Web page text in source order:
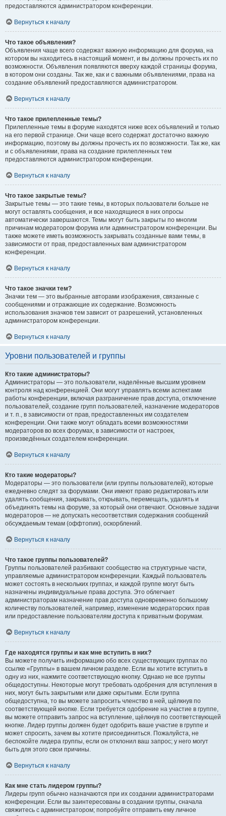
предоставляются администратором конференции.
Вернуться к началу
Что такое объявления?
Объявления чаще всего содержат важную информацию для форума, на
котором вы находитесь в настоящий момент, и вы должны прочесть их по
возможности. Объявления появляются вверху каждой страницы форума,
в котором они созданы. Так же, как и с важными объявлениями, права на
создание объявлений предоставляются администратором.
Вернуться к началу
Что такое прилепленные темы?
Прилепленные темы в форуме находятся ниже всех объявлений и только
на его первой странице. Они чаще всего содержат достаточно важную
информацию, поэтому вы должны прочесть их по возможности. Так же, как
и с объявлениями, права на создание прилепленных тем
предоставляются администратором конференции.
Вернуться к началу
Что такое закрытые темы?
Закрытые темы — это такие темы, в которых пользователи больше не
могут оставлять сообщения, и все находящиеся в них опросы
автоматически завершаются. Темы могут быть закрыты по многим
причинам модератором форума или администратором конференции. Вы
также можете иметь возможность закрывать созданные вами темы, в
зависимости от прав, предоставленных вам администратором
конференции.
Вернуться к началу
Что такое значки тем?
Значки тем — это выбранные авторами изображения, связанные с
сообщениями и отражающие их содержание. Возможность
использования значков тем зависит от разрешений, установленных
администратором конференции.
Вернуться к началу
Уровни пользователей и группы
Кто такие администраторы?
Администраторы — это пользователи, наделённые высшим уровнем
контроля над конференцией. Они могут управлять всеми аспектами
работы конференции, включая разграничение прав доступа, отключение
пользователей, создание групп пользователей, назначение модераторов
и т. п., в зависимости от прав, предоставленных им создателем
конференции. Они также могут обладать всеми возможностями
модераторов во всех форумах, в зависимости от настроек,
произведённых создателем конференции.
Вернуться к началу
Кто такие модераторы?
Модераторы — это пользователи (или группы пользователей), которые
ежедневно следят за форумами. Они имеют право редактировать или
удалять сообщения, закрывать, открывать, перемещать, удалять и
объединять темы на форуме, за который они отвечают. Основные задачи
модераторов — не допускать несоответствия содержания сообщений
обсуждаемым темам (оффтопик), оскорблений.
Вернуться к началу
Что такое группы пользователей?
Группы пользователей разбивают сообщество на структурные части,
управляемые администратором конференции. Каждый пользователь
может состоять в нескольких группах, и каждой группе могут быть
назначены индивидуальные права доступа. Это облегчает
администраторам назначение прав доступа одновременно большому
количеству пользователей, например, изменение модераторских прав
или предоставление пользователям доступа к приватным форумам.
Вернуться к началу
Где находятся группы и как мне вступить в них?
Вы можете получить информацию обо всех существующих группах по
ссылке «Группы» в вашем личном разделе. Если вы хотите вступить в
одну из них, нажмите соответствующую кнопку. Однако не все группы
общедоступны. Некоторые могут требовать одобрения для вступления в
них, могут быть закрытыми или даже скрытыми. Если группа
общедоступна, то вы можете запросить членство в ней, щёлкнув по
соответствующей кнопке. Если требуется одобрение на участие в группе,
вы можете отправить запрос на вступление, щёлкнув по соответствующей
кнопке. Лидер группы должен будет одобрить ваше участие в группе и
может спросить, зачем вы хотите присоединиться. Пожалуйста, не
беспокойте лидера группы, если он отклонил ваш запрос; у него могут
быть для этого свои причины.
Вернуться к началу
Как мне стать лидером группы?
Лидеры групп обычно назначаются при их создании администраторами
конференции. Если вы заинтересованы в создании группы, сначала
свяжитесь с администратором; попробуйте отправить ему личное